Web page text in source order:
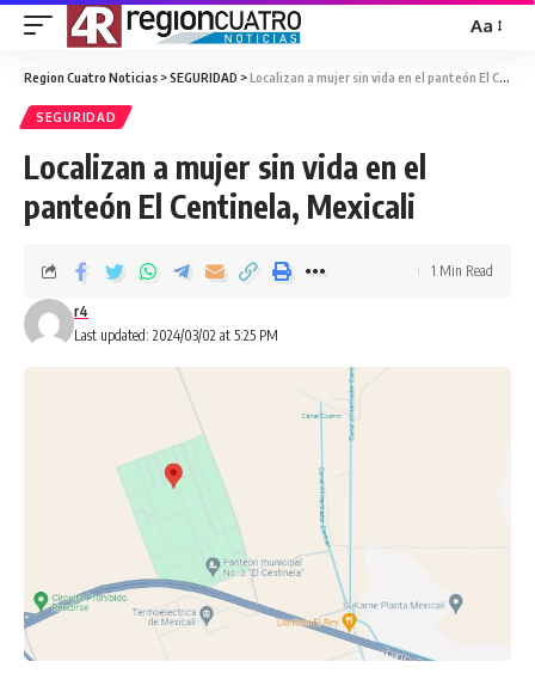
Aa
Region Cuatro Noticias >SEGURIDAD >Localizan a mujer sin vida en el panteón El Centinela, Mexicali
SEGURIDAD
Localizan a mujer sin vida en el
panteón El Centinela, Mexicali
Last updated: 2024/03/02 at 5:25 PM
r4
1 Min Read